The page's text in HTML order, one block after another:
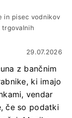
in pisec vodnikov
trgovalnih
29.07.2026
z bančnim
ki imajo
vendar
če so podatki